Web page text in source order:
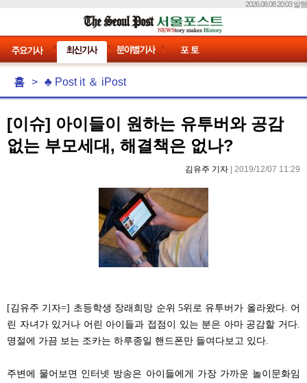
2026.08.08 20:03 발행
홈 > ♣ Post it ＆ iPost
[이슈] 아이들이 원하는 유투버와 공감
없는 부모세대, 해결책은 없나?
김유주 기자 | 2019/12/07 11:29
[김유주 기자=] 초등학생 장래희망 순위 5위로 유투버가 올라왔다. 어
린 자녀가 있거나 어린 아이들과 접점이 있는 분은 아마 공감할 거다.
명절에 가끔 보는 조카는 하루종일 핸드폰만 들여다보고 있다.
주변에 물어보면 인터넷 방송은 아이들에게 가장 가까운 놀이문화임